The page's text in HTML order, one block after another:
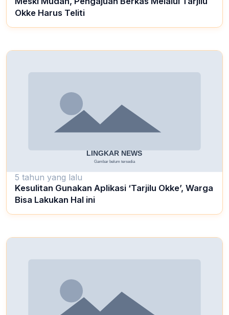
Okke Harus Teliti
5 tahun yang lalu
Kesulitan Gunakan Aplikasi ‘Tarjilu Okke’, Warga
Bisa Lakukan Hal ini